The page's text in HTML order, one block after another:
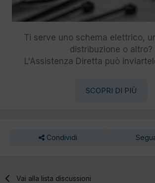
Ti serve uno schema elettrico,
distribuzione o altro?
L'Assistenza Diretta può
SCOPRI DI PIÙ
Condividi
Vai alla lista discussioni